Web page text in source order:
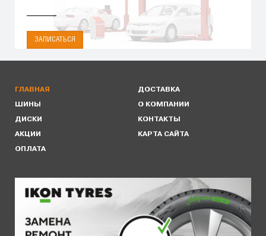
ЗАПИСАТЬСЯ
ГЛАВНАЯ
ШИНЫ
ДИСКИ
АКЦИИ
ОПЛАТА
ДОСТАВКА
О КОМПАНИИ
КОНТАКТЫ
КАРТА САЙТА